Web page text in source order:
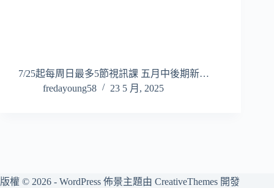
7/25起每周日最多5節視訊課 五月中後期新…
fredayoung58
23 5 月, 2025
版權 © 2026 - WordPress 佈景主題由 CreativeThemes 開發